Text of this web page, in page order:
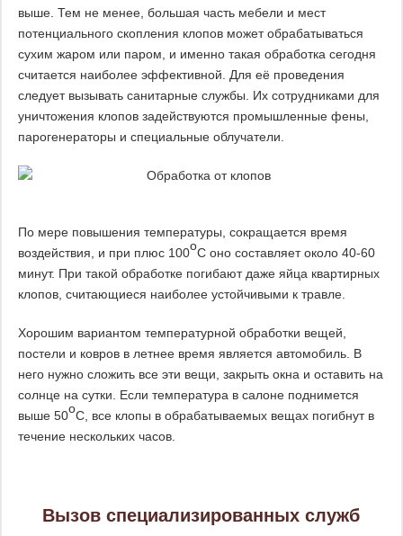
выше. Тем не менее, большая часть мебели и мест
потенциального скопления клопов может обрабатываться
сухим жаром или паром, и именно такая обработка сегодня
считается наиболее эффективной. Для её проведения
следует вызывать санитарные службы. Их сотрудниками для
уничтожения клопов задействуются промышленные фены,
парогенераторы и специальные облучатели.
По мере повышения температуры, сокращается время
воздействия, и при плюс 100оС оно составляет около 40-60
минут. При такой обработке погибают даже яйца квартирных
клопов, считающиеся наиболее устойчивыми к травле.
Хорошим вариантом температурной обработки вещей,
постели и ковров в летнее время является автомобиль. В
него нужно сложить все эти вещи, закрыть окна и оставить на
солнце на сутки. Если температура в салоне поднимется
выше 50оС, все клопы в обрабатываемых вещах погибнут в
течение нескольких часов.
Вызов специализированных служб